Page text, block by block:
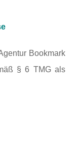
Bookmark
§ 6 TMG als